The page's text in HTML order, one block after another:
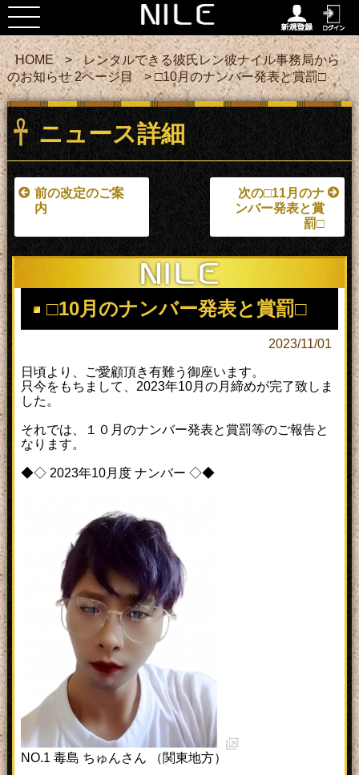
HOME > レンタルできる彼氏レン彼ナイル事務局から
のお知らせ 2ページ目
> □10月のナンバー発表と賞罰□
ニュース詳細
前の改定のご案
内
次の□11月のナ
ンバー発表と賞
罰□
□10月のナンバー発表と賞罰□
2023/11/01
日頃より、ご愛顧頂き有難う御座います。
只今をもちまして、2023年10月の月締めが完了致しま
した。
それでは、１０月のナンバー発表と賞罰等のご報告と
なります。
◆◇ 2023年10月度 ナンバー ◇◆
NO.1 毒島 ちゅんさん （関東地方）